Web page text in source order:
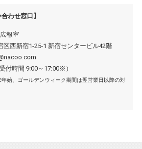
わせ窓口】
報室
区西新宿1-25-1 新宿センタービル42階
付時間 9:00～17:00※）
始、ゴールデンウィーク期間は翌営業日以降の対